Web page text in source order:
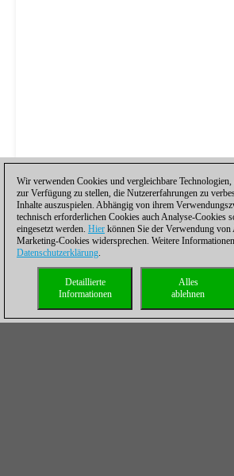
Wir verwenden Cookies und vergleichbare
zur Verfügung zu stellen, die Nutzererfahrungen zu
Inhalte auszuspielen. Abhängig von ihrem
technisch erforderlichen Cookies auch Analyse-Cookies
eingesetzt werden. Hier können Sie der Verwendung
Marketing-Cookies widersprechen. Weitere
Datenschutzerklärung.
Alles
ablehnen
Detaillierte
Informationen